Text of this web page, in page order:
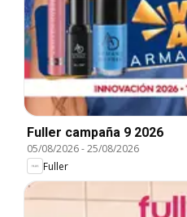
Fuller campaña 9 2026
05/08/2026-25/08/2026
Fuller